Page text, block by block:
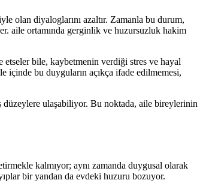
olan diyaloglarını azaltır. Zamanla bu durum,
aile ortamında gerginlik ve huzursuzluk hakim
bile, kaybetmenin verdiği stres ve hayal
bu duyguların açıkça ifade edilmemesi,
ulaşabiliyor. Bu noktada, aile bireylerinin
kalmıyor; aynı zamanda duygusal olarak
bir yandan da evdeki huzuru bozuyor.